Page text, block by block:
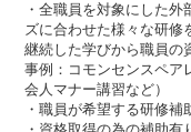
・全職員を対象にした
ズに合わせた様々な研修
継続した学びから職員の
事例：コモンセンスペア
会人マナー講習など）
・職員が希望する研修補